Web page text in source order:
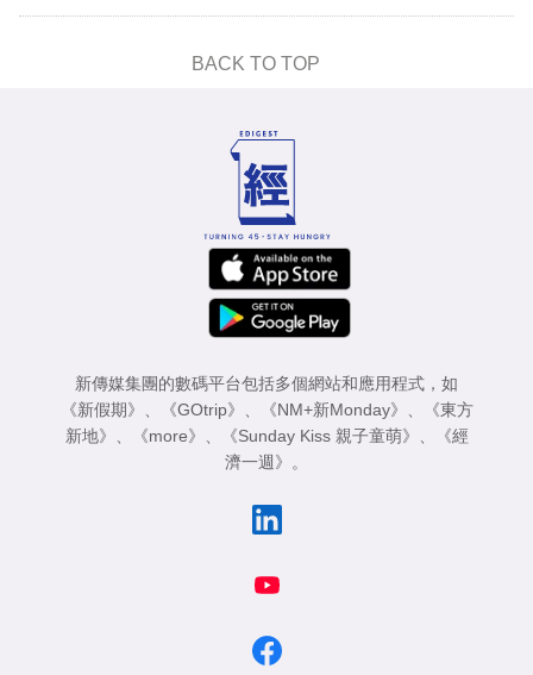
BACK TO TOP
新傳媒集團的數碼平台包括多個網站和應用程式，如
《新假期》
《GOtrip》 《NM+新Monday》
《東方
新地》
《more》 《Sunday Kiss 親子童萌》
《經
濟一週》
。